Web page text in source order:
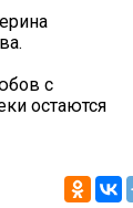
с
остаются